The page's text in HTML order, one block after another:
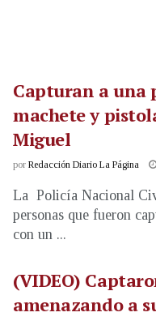
Capturan a una
machete y
Miguel
por Redacción Diario La Página
La Policía Nacional
personas que fueron
con un ...
(VIDEO)
amenazando a